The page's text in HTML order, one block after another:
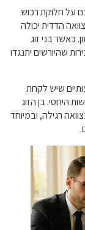
על חלוקת רכוש
הדדית יכולה
כאשר בני זוג
שהיורשים יתנגדו
שיש לקחת
היחסי. בן הזוג
רגילה, ובמיוחד